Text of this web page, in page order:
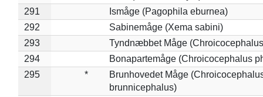
291
Ismåge (Pagophila eburnea)
292
Sabinemåge (Xema sabini)
293
Tyndnæbbet Måge
294
Bonapartemåge (Chroicocephalus
295
*
Brunhovedet Måge
brunnicephalus)